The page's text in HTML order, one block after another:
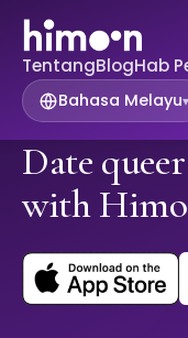
TentangBlogHab
Bahasa Melayu▾
Date
with